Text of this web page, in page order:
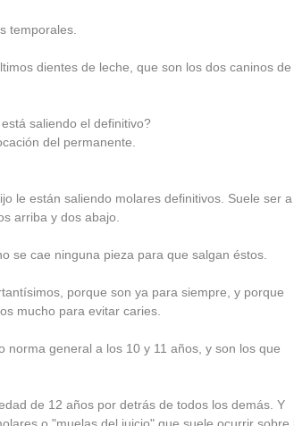
temporales.
dientes de leche, que son los dos caninos de
saliendo el definitivo?
del permanente.
le están saliendo molares definitivos. Suele ser a
arriba y dos abajo.
se cae ninguna pieza para que salgan éstos.
porque son ya para siempre, y porque
mucho para evitar caries.
norma general a los 10 y 11 años, y son los que
de 12 años por detrás de todos los demás. Y